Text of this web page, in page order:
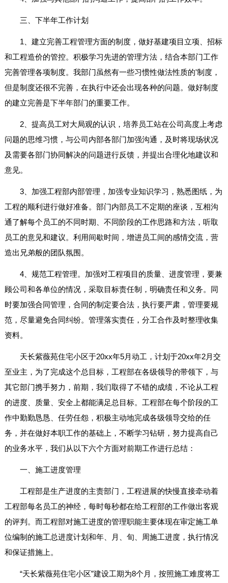
三、下半年工作计划
1、建立完善工程管理方面的制度，做好基建项目立项、招标
和工程造价的管控。积极学习先进的管理方法，结合本部门工作
完善管理各项制度。我部门虽然有一些习惯性做法性质的'制度，
但是制度还很不完善，在执行中还会出现各种的问题。做好制度
的建立完善是下半年部门的重要工作。
2、提高员工对大局观的认识，培养员工站在公司高度上考虑
问题的思维习惯，与公司内部各部门加强沟通，及时将现场状况
及需要各部门协同解决的问题进行反馈，并提出合理化地建议和
意见。
3、加强工程部内部管理，加强专业知识学习，熟悉图纸，为
工程的顺利进行做好准备。部门内部员工不定期的座谈，互相沟
通了解每个员工的不同时期、不同阶段的工作思路和方法，听取
员工的意见和建议。利用间歇时间，增进员工间的感情交流，营
造出兄弟般的团队氛围。
4、规范工程管理。加强对工程项目的质量、进度管理，要兼
顾公司和各单位的情况，采取目标责任制，明确责任和义务。同
时要加强合同管理，合同的制定要合法，执行要严肃，管理要规
范，尽量避免合同纠纷。管理落实责任，分工合作及时整理收集
资料。
天长紫薇苑住宅小区于20xx年5月动工，计划于20xx年2月交
至业主，为了完成这个总目标，工程部在各级领导的带领下，与
其它部门携手努力，前期，我们取得了不错的成绩，不论从工程
的进度、质量、安全上都能满足总目标。工程部在每个阶段的工
作中勤勤恳恳、任劳任怨，积极主动地完成各级领导交给的任
务，并在做好本职工作的基础上，不断学习钻研，努力提高自己
的业务水平，我们从以下六个方面对前期工作进行总结：
一、施工进度管理
工程部是生产进度的主责部门，工程进展的快慢直接牵动着
工程部每名员工的神经，每时每秒都在给工程部的工作做出客观
的评判。而工程部对施工进度的管理职能主要体现在审定施工单
位编制的施工总进度计划和年、月、旬、周施工进度，执行情况
和保证措施上。
“天长紫薇苑住宅小区”建设工期为8个月，按照施工难度将工